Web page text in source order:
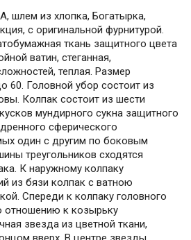
шлем из хлопка, Богатырка,
с оригинальной фурнитурой.
ткань защитного цвета
ватин, стеганная,
теплая. Размер
60. Головной убор состоит из
Колпак состоит из шести
мундирного сукна защитного
сферического
один с другим по боковым
треугольников сходятся
К наружному колпаку
из бязи колпак с ватною
Спереди к колпаку головного
отношению к козырьку
звезда из цветной ткани,